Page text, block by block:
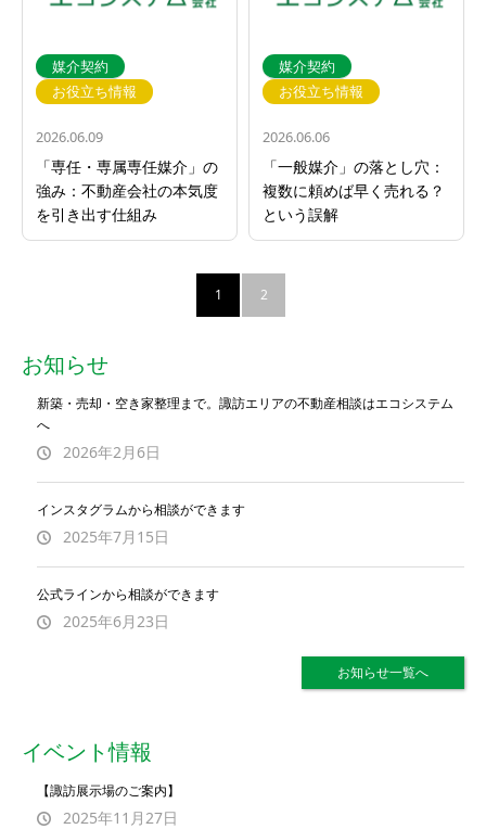
媒介契約
お役立ち情報
2026.06.09
「専任・専属専任媒介」の
強み：不動産会社の本気度
を引き出す仕組み
媒介契約
お役立ち情報
2026.06.06
「一般媒介」の落とし穴：
複数に頼めば早く売れる？
という誤解
1 2
お知らせ
新築・売却・空き家整理まで。諏訪エリアの不動産相談はエコシステム
へ
2026年2月6日
インスタグラムから相談ができます
2025年7月15日
公式ラインから相談ができます
2025年6月23日
お知らせ一覧へ
イベント情報
【諏訪展示場のご案内】
2025年11月27日